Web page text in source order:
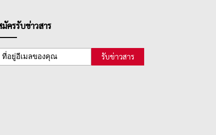
มัครรับข่าวสาร
รับข่าวสาร